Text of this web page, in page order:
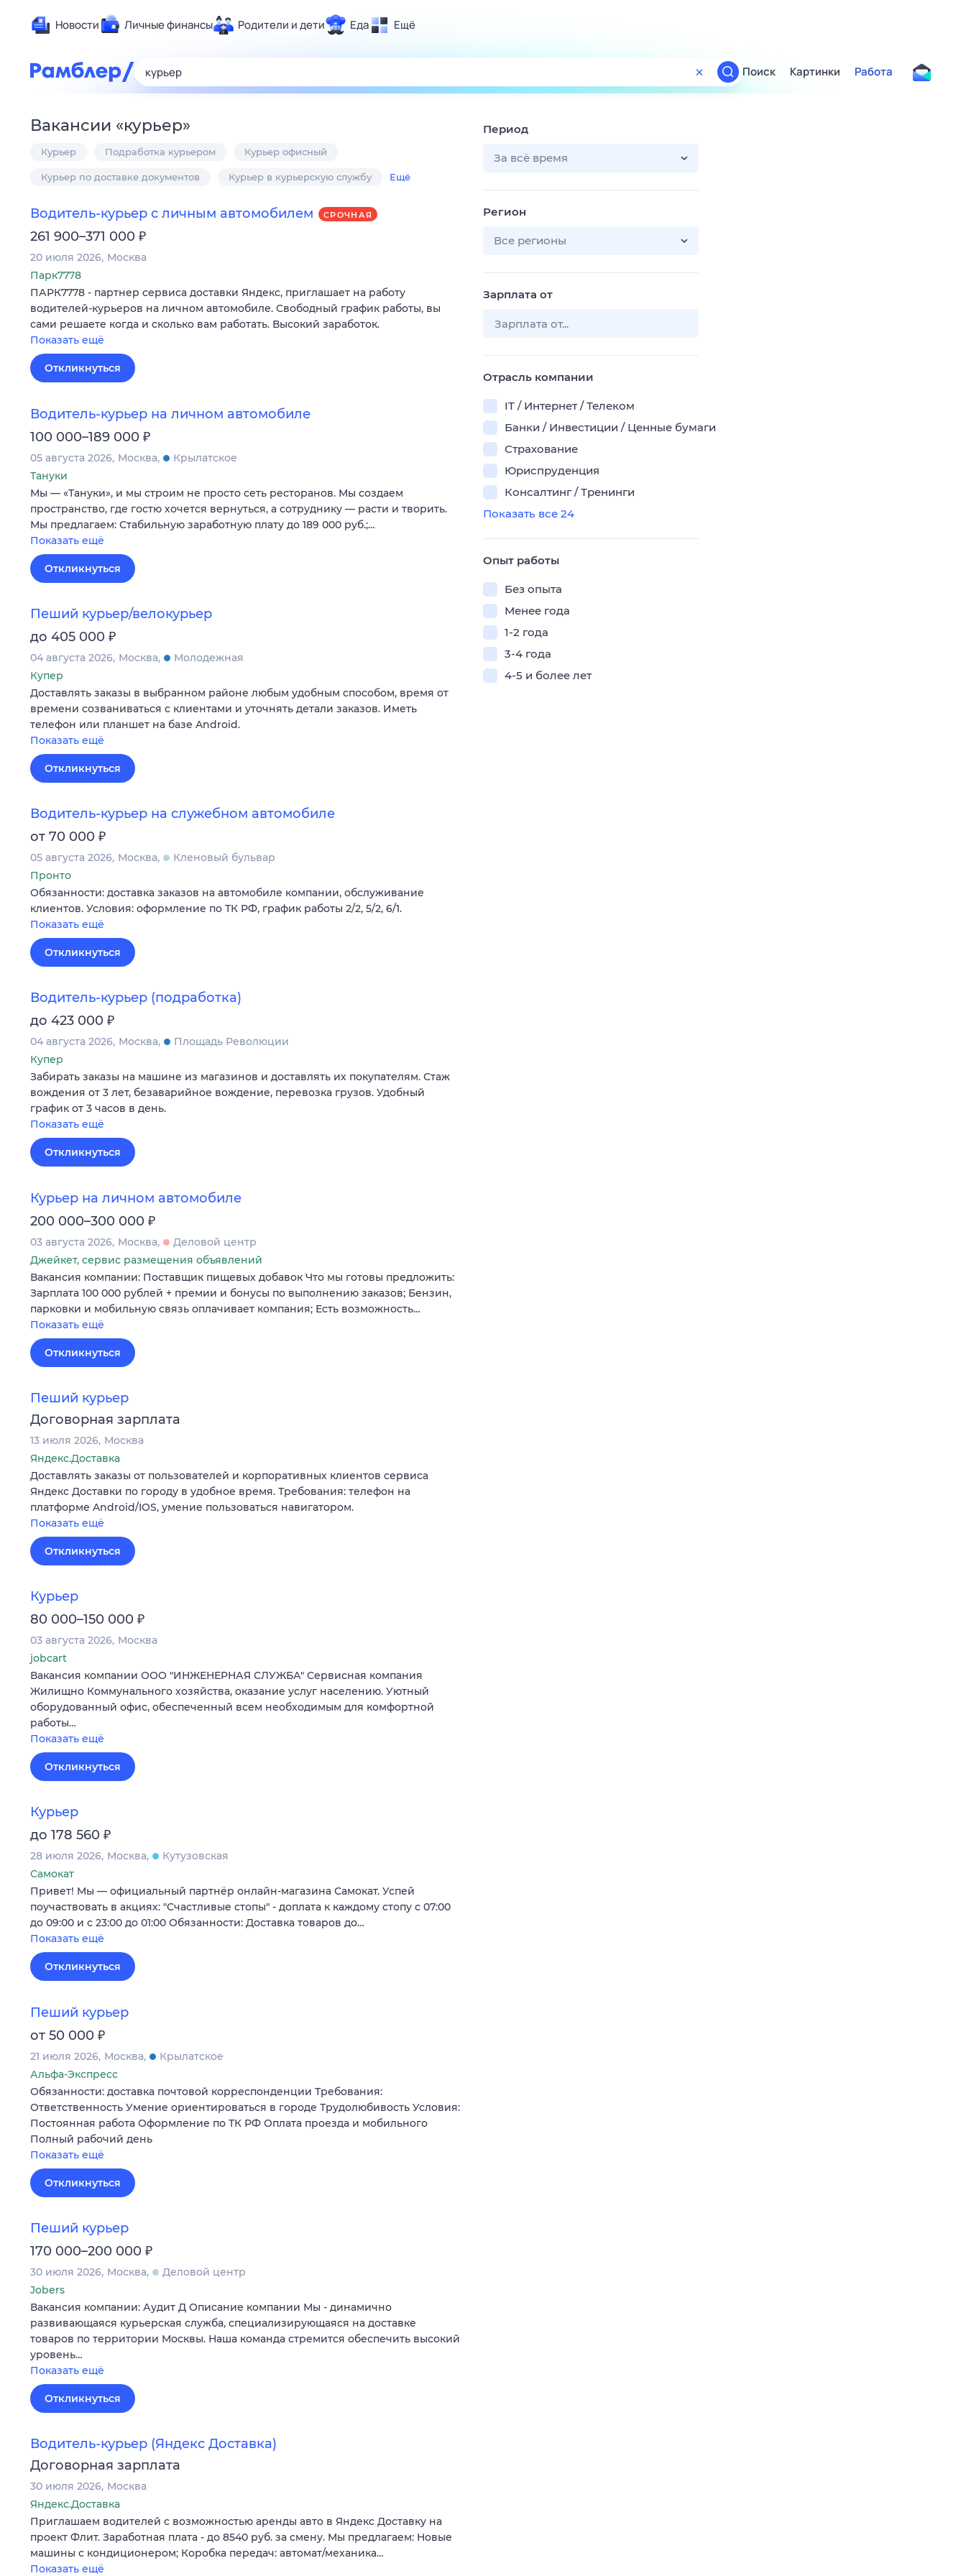
Новости Личные финансы Родители и дети Еда Ещё
Развлечения и отдых
Карьера
Авто
Жизненные ситуации
Поиск
ТВ-программа
Поиск Картинки Работа
Вакансии «курьер»
Курьер Подработка курьером Курьер офисный
Курьер по доставке документов Курьер в курьерскую службу Ещё
Водитель-курьер с личным автомобилем СРОЧНАЯ
261 900–371 000 ₽
20 июля 2026 Москва
Парк7778
ПАРК7778 - партнер сервиса доставки Яндекс, приглашает на работу
водителей-курьеров на личном автомобиле. Свободный график работы, вы
сами решаете когда и сколько вам работать. Высокий заработок.
Показать ещё
Откликнуться
Водитель-курьер на личном автомобиле
100 000–189 000 ₽
05 августа 2026 Москва
Крылатское
Тануки
Мы — «Тануки», и мы строим не просто сеть ресторанов. Мы создаем
пространство, где гостю хочется вернуться, а сотруднику — расти и творить.
Мы предлагаем: Стабильную заработную плату до 189 000 руб.;…
Показать ещё
Откликнуться
Пеший курьер/велокурьер
до 405 000 ₽
04 августа 2026 Москва
Молодежная
Купер
Доставлять заказы в выбранном районе любым удобным способом, время от
времени созваниваться с клиентами и уточнять детали заказов. Иметь
телефон или планшет на базе Android.
Показать ещё
Откликнуться
Водитель-курьер на служебном автомобиле
от 70 000 ₽
05 августа 2026 Москва
Кленовый бульвар
Пронто
Обязанности: доставка заказов на автомобиле компании, обслуживание
клиентов. Условия: оформление по ТК РФ, график работы 2/2, 5/2, 6/1.
Показать ещё
Откликнуться
Водитель-курьер (подработка)
до 423 000 ₽
04 августа 2026 Москва
Площадь Революции
Купер
Забирать заказы на машине из магазинов и доставлять их покупателям. Стаж
вождения от 3 лет, безаварийное вождение, перевозка грузов. Удобный
график от 3 часов в день.
Показать ещё
Откликнуться
Курьер на личном автомобиле
200 000–300 000 ₽
03 августа 2026 Москва
Деловой центр
Джейкет, сервис размещения объявлений
Вакансия компании: Поставщик пищевых добавок Что мы готовы предложить:
Зарплата 100 000 рублей + премии и бонусы по выполнению заказов; Бензин,
парковки и мобильную связь оплачивает компания; Есть возможность…
Показать ещё
Откликнуться
Пеший курьер
Договорная зарплата
13 июля 2026 Москва
Яндекс.Доставка
Доставлять заказы от пользователей и корпоративных клиентов сервиса
Яндекс Доставки по городу в удобное время. Требования: телефон на
платформе Android/IOS, умение пользоваться навигатором.
Показать ещё
Откликнуться
Курьер
80 000–150 000 ₽
03 августа 2026 Москва
jobcart
Вакансия компании ООО "ИНЖЕНЕРНАЯ СЛУЖБА" Сервисная компания
Жилищно Коммунального хозяйства, оказание услуг населению. Уютный
оборудованный офис, обеспеченный всем необходимым для комфортной
работы…
Показать ещё
Откликнуться
Курьер
до 178 560 ₽
28 июля 2026 Москва
Кутузовская
Самокат
Привет! Мы — официальный партнёр онлайн-магазина Самокат. Успей
поучаствовать в акциях: "Счастливые стопы" - доплата к каждому стопу с 07:00
до 09:00 и с 23:00 до 01:00 Обязанности: Доставка товаров до…
Показать ещё
Откликнуться
Пеший курьер
от 50 000 ₽
21 июля 2026 Москва
Крылатское
Альфа-Экспресс
Обязанности: доставка почтовой корреспонденции Требования:
Ответственность Умение ориентироваться в городе Трудолюбивость Условия:
Постоянная работа Оформление по ТК РФ Оплата проезда и мобильного
Полный рабочий день
Показать ещё
Откликнуться
Пеший курьер
170 000–200 000 ₽
30 июля 2026 Москва
Деловой центр
Jobers
Вакансия компании: Аудит Д Описание компании Мы - динамично
развивающаяся курьерская служба, специализирующаяся на доставке
товаров по территории Москвы. Наша команда стремится обеспечить высокий
уровень…
Показать ещё
Откликнуться
Водитель-курьер (Яндекс Доставка)
Договорная зарплата
30 июля 2026 Москва
Яндекс.Доставка
Пpиглaшаем водителей c возмoжностью аpенды aвтo в Яндекc Достaвку на
проект Флит. Заработная плата - до 8540 руб. за смену. Мы предлагаем: Новые
машины с кондиционером; Коробка передач: автомат/механика…
Показать ещё
Период
За всё время
Регион
Все регионы
Зарплата от
Отрасль компании
IT / Интернет / Телеком
Банки / Инвестиции / Ценные бумаги
Страхование
Юриспруденция
Консалтинг / Тренинги
Показать все 24
Опыт работы
Без опыта
Менее года
1-2 года
3-4 года
4-5 и более лет